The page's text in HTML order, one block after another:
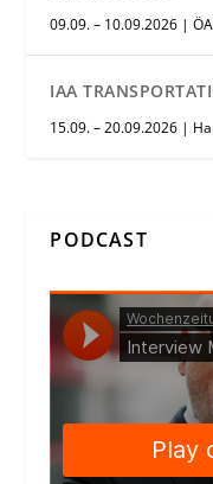
09.09. – 10.09.2026 |
IAA
15.09. – 20.09.2026 |
PODCAST